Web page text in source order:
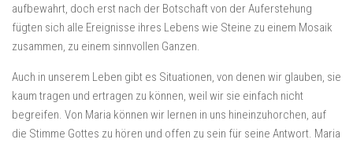
aufbewahrt, doch erst nach der Botschaft von der Auferstehung
fügten sich alle Ereignisse ihres Lebens wie Steine zu einem Mosaik
zusammen, zu einem sinnvollen Ganzen.
Auch in unserem Leben gibt es Situationen, von denen wir glauben, sie
kaum tragen und ertragen zu können, weil wir sie einfach nicht
begreifen. Von Maria können wir lernen in uns hineinzuhorchen, auf
die Stimme Gottes zu hören und offen zu sein für seine Antwort. Maria